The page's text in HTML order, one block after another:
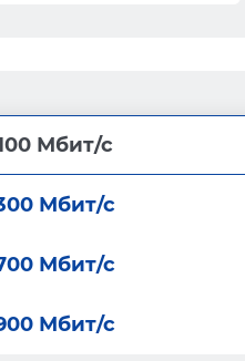
Мбит/с
Мбит/с
Мбит/с
Мбит/с